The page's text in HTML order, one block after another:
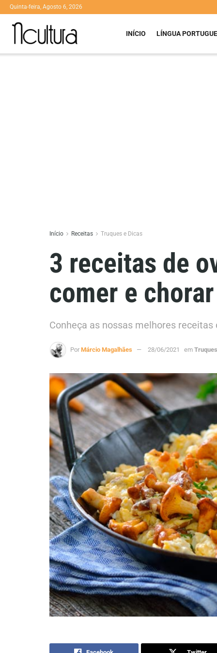
Quinta-feira, Agosto 6, 2026
INÍCIO LÍNGUA
Início Receitas Truques e Dicas
3 receitas de
comer e
Conheça as nossas melhores
Por Márcio Magalhães 28/06/2021 em